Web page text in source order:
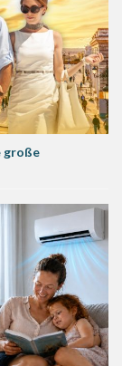
große